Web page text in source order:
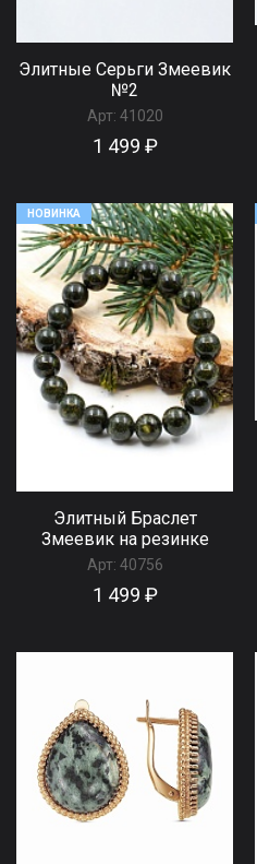
Элитные Серьги Змеевик
№2
Арт: 41020
1 499 ₽
НОВИНКА
Элитный Браслет
Змеевик на резинке
Арт: 40756
1 499 ₽